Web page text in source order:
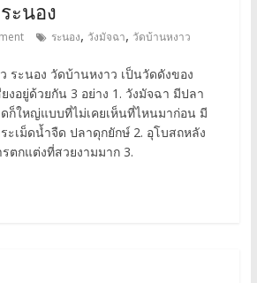
ะนอง
ระนอง, วังมัจฉา, วัดบ้านหงาว
ระนอง วัดบ้านหงาว เป็นวัดดังของ
งอยู่ด้วยกัน 3 อย่าง 1. วังมัจฉา มีปลา
ก็ใหญ่แบบที่ไม่เคยเห็นที่ไหนมาก่อน มี
ะเม็ดน้ำจืด ปลาดุกยักษ์ 2. อุโบสถหลัง
ตกแต่งที่สวยงามมาก 3.